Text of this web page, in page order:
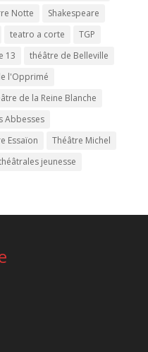
Notte
Shakespeare
teatro a corte
TGP
13
théâtre de Belleville
l'Opprimé
de la Reine Blanche
Abbesses
Essaïon
Théâtre Michel
jeunesse